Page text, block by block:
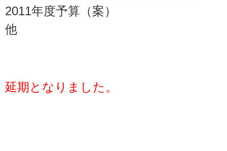
2011年度予算（案）
他
延期となりました。